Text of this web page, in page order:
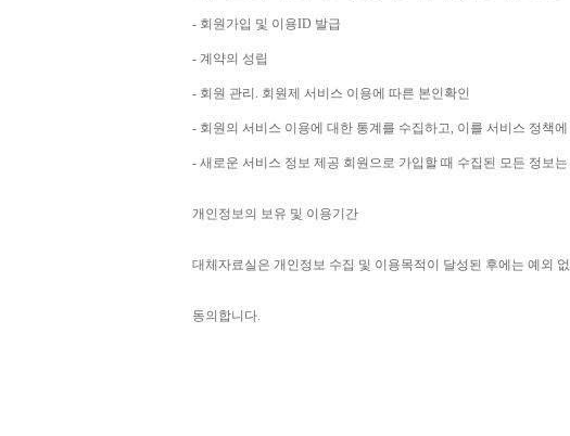
- 회원가입 및 이용ID 발급
- 계약의 성립
- 회원 관리 . 회원제 서비스 이용에 따른 본인확인
- 회원의 서비스 이용에 대한 통계를 수집하고, 이를 서비스 정책에
- 새로운 서비스 정보 제공 회원으로 가입할 때 수집된 모든 정보
개인정보의 보유 및 이용기간
대체자료실은 개인정보 수집 및 이용목적이 달성된 후에는 예외
동의합니다.